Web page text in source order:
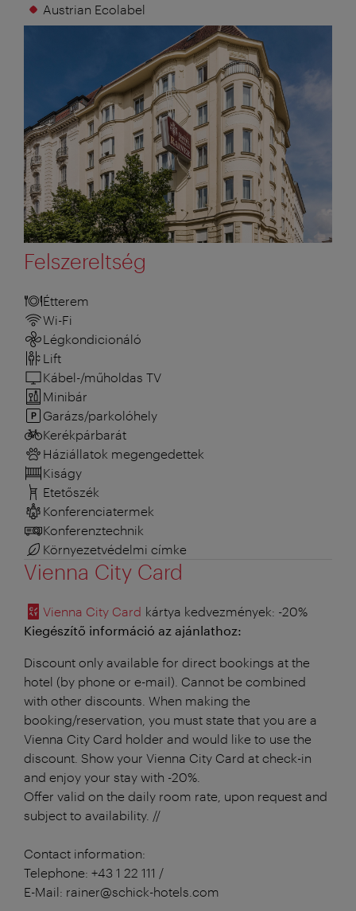
Austrian Ecolabel
Felszereltség
Étterem
Wi-Fi
Légkondicionáló
Lift
Kábel-/műholdas TV
Minibár
Garázs/parkolóhely
Kerékpárbarát
Háziállatok megengedettek
Kiságy
Etetőszék
Konferenciatermek
Konferenztechnik
Környezetvédelmi címke
Vienna City Card
Vienna City Card kártya kedvezmények: -20%
Kiegészítő információ az ajánlathoz:
Discount only available for direct bookings at the
hotel (by phone or e-mail). Cannot be combined
with other discounts. When making the
booking/reservation, you must state that you are a
Vienna City Card holder and would like to use the
discount. Show your Vienna City Card at check-in
and enjoy your stay with -20%.
Offer valid on the daily room rate, upon request and
subject to availability. //
Contact information:
Telephone: +43 1 22 111 /
E-Mail: rainer@schick-hotels.com